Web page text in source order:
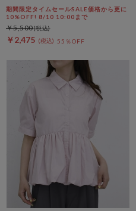
２ＷＡＹバッグ
期間限定タイムセールSALE価格から更に
10%OFF! 8/10 10:00まで
￥2,475 55％OFF
￥5,500